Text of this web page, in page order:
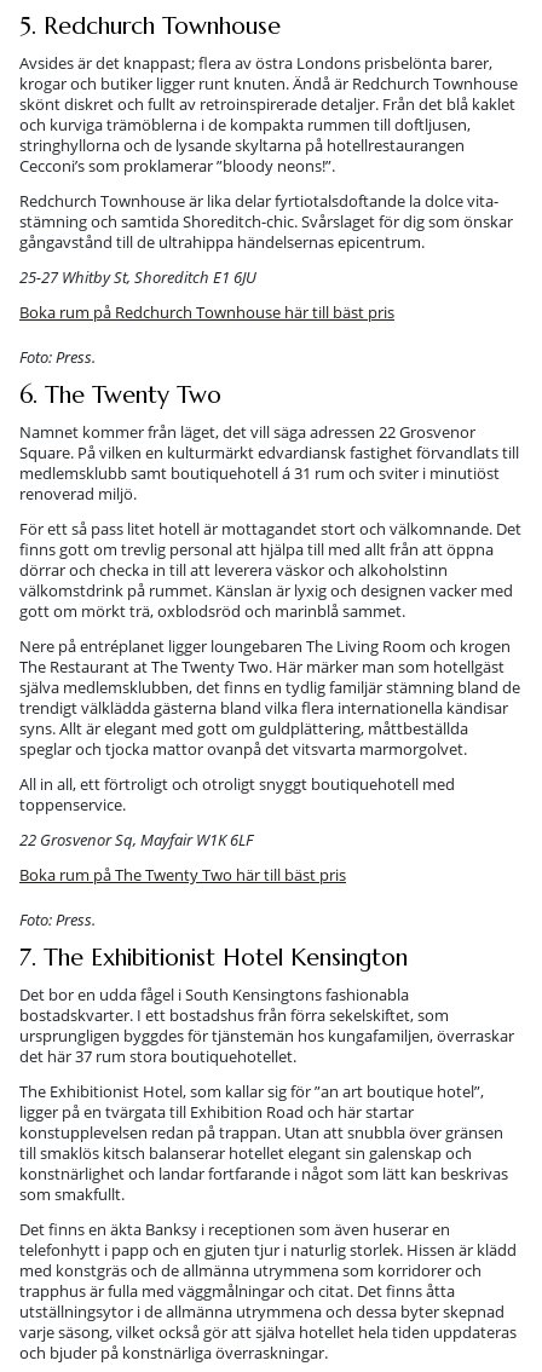
5. Redchurch Townhouse
Avsides är det knappast; flera av östra Londons prisbelönta barer,
krogar och butiker ligger runt knuten. Ändå är Redchurch Townhouse
skönt diskret och fullt av retroinspirerade detaljer. Från det blå kaklet
och kurviga trämöblerna i de kompakta rummen till doftljusen,
stringhyllorna och de lysande skyltarna på hotellrestaurangen
Cecconi’s som proklamerar ”bloody neons!”.
Redchurch Townhouse är lika delar fyrtiotalsdoftande la dolce vita-
stämning och samtida Shoreditch-chic. Svårslaget för dig som önskar
gångavstånd till de ultrahippa händelsernas epicentrum.
25-27 Whitby St, Shoreditch E1 6JU
Boka rum på Redchurch Townhouse här till bäst pris
Foto: Press.
6. The Twenty Two
Namnet kommer från läget, det vill säga adressen 22 Grosvenor
Square. På vilken en kulturmärkt edvardiansk fastighet förvandlats till
medlemsklubb samt boutiquehotell á 31 rum och sviter i minutiöst
renoverad miljö.
För ett så pass litet hotell är mottagandet stort och välkomnande. Det
finns gott om trevlig personal att hjälpa till med allt från att öppna
dörrar och checka in till att leverera väskor och alkoholstinn
välkomstdrink på rummet. Känslan är lyxig och designen vacker med
gott om mörkt trä, oxblodsröd och marinblå sammet.
Nere på entréplanet ligger loungebaren The Living Room och krogen
The Restaurant at The Twenty Two. Här märker man som hotellgäst
själva medlemsklubben, det finns en tydlig familjär stämning bland de
trendigt välklädda gästerna bland vilka flera internationella kändisar
syns. Allt är elegant med gott om guldplättering, måttbeställda
speglar och tjocka mattor ovanpå det vitsvarta marmorgolvet.
All in all, ett förtroligt och otroligt snyggt boutiquehotell med
toppenservice.
22 Grosvenor Sq, Mayfair W1K 6LF
Boka rum på The Twenty Two här till bäst pris
Foto: Press.
7. The Exhibitionist Hotel Kensington
Det bor en udda fågel i South Kensingtons fashionabla
bostadskvarter. I ett bostadshus från förra sekelskiftet, som
ursprungligen byggdes för tjänstemän hos kungafamiljen, överraskar
det här 37 rum stora boutiquehotellet.
The Exhibitionist Hotel, som kallar sig för ”an art boutique hotel”,
ligger på en tvärgata till Exhibition Road och här startar
konstupplevelsen redan på trappan. Utan att snubbla över gränsen
till smaklös kitsch balanserar hotellet elegant sin galenskap och
konstnärlighet och landar fortfarande i något som lätt kan beskrivas
som smakfullt.
Det finns en äkta Banksy i receptionen som även huserar en
telefonhytt i papp och en gjuten tjur i naturlig storlek. Hissen är klädd
med konstgräs och de allmänna utrymmena som korridorer och
trapphus är fulla med väggmålningar och citat. Det finns åtta
utställningsytor i de allmänna utrymmena och dessa byter skepnad
varje säsong, vilket också gör att själva hotellet hela tiden uppdateras
och bjuder på konstnärliga överraskningar.